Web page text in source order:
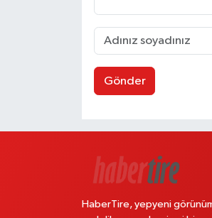
Gönder
HaberTire, yepyeni